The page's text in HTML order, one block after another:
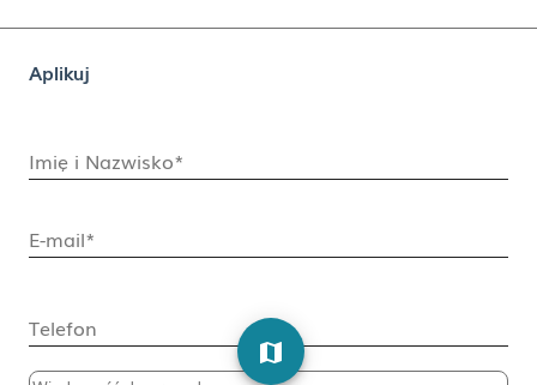
Aplikuj
Imię i Nazwisko*
E-mail*
Telefon
map